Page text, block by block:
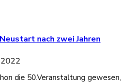
nach zwei Jahren
die 50.Veranstaltung gewesen,